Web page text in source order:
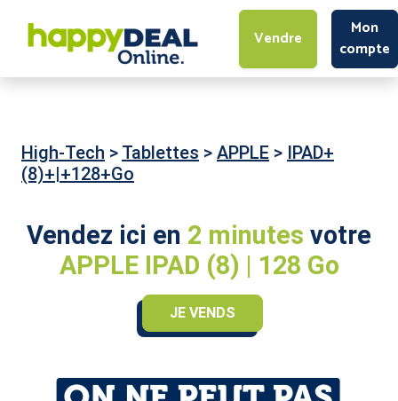
Vendre
Mon
compte
High-Tech > Tablettes > APPLE > IPAD+
(8)+|+128+Go
Vendez ici en 2 minutes votre
APPLE IPAD (8) | 128 Go
JE VENDS